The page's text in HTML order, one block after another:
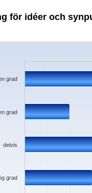
för idéer och
X axis displaying categories.
Y axis displaying values. Data
grad
delvis
grad
grad